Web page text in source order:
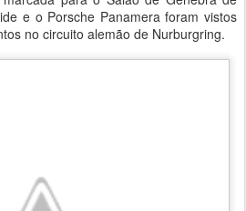
e o Porsche Panamera foram vistos
no circuito alemão de Nurburgring.